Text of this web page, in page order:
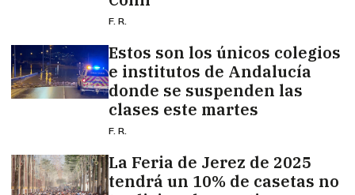
F. R.
Estos son los únicos colegios
e institutos de Andalucía
donde se suspenden las
clases este martes
F. R.
La Feria de Jerez de 2025
tendrá un 10% de casetas no